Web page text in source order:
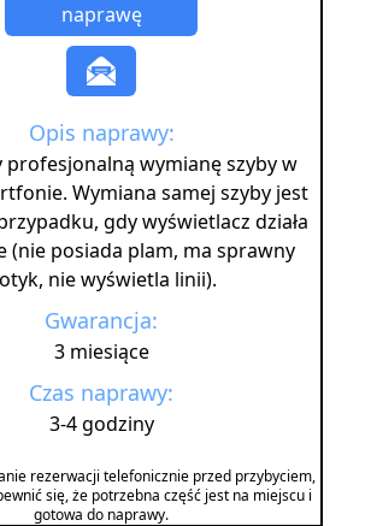
naprawę
Opis naprawy:
profesjonalną wymianę szyby w
Wymiana samej szyby jest
gdy wyświetlacz działa
(nie posiada plam, ma sprawny
nie wyświetla linii).
Gwarancja:
3 miesiące
Czas naprawy:
3-4 godziny
rezerwacji telefonicznie przed przybyciem,
się, że potrzebna część jest na miejscu i
gotowa do naprawy.